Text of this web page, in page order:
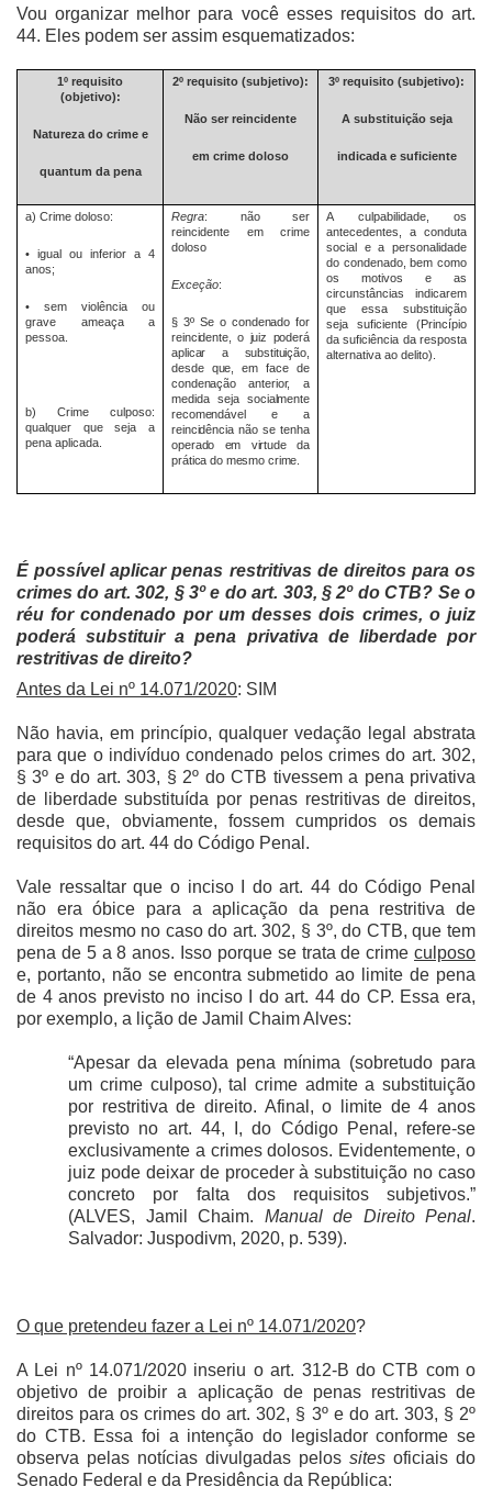
Vou organizar melhor para você esses requisitos do art.
44. Eles podem ser assim esquematizados:
1º requisito
(objetivo):
Natureza do crime e
quantum da pena
2º requisito (subjetivo):
Não ser reincidente
em crime doloso
3º requisito (subjetivo):
A substituição seja
indicada e suficiente
a) Crime doloso:
• igual ou inferior a 4
anos;
• sem violência ou
grave ameaça a
pessoa.
b) Crime culposo:
qualquer que seja a
pena aplicada.
Regra: não ser
reincidente em crime
doloso
Exceção:
§ 3º Se o condenado for
reincidente, o juiz poderá
aplicar a substituição,
desde que, em face de
condenação anterior, a
medida seja socialmente
recomendável e a
reincidência não se tenha
operado em virtude da
prática do mesmo crime.
A culpabilidade, os
antecedentes, a conduta
social e a personalidade
do condenado, bem como
os motivos e as
circunstâncias indicarem
que essa substituição
seja suficiente (Princípio
da suficiência da resposta
alternativa ao delito).
É possível aplicar penas restritivas de direitos para os
crimes do art. 302, § 3º e do art. 303, § 2º do CTB? Se o
réu for condenado por um desses dois crimes, o juiz
poderá substituir a pena privativa de liberdade por
restritivas de direito?
Antes da Lei nº 14.071/2020: SIM
Não havia, em princípio, qualquer vedação legal abstrata
para que o indivíduo condenado pelos crimes do art. 302,
§ 3º e do art. 303, § 2º do CTB tivessem a pena privativa
de liberdade substituída por penas restritivas de direitos,
desde que, obviamente, fossem cumpridos os demais
requisitos do art. 44 do Código Penal.
Vale ressaltar que o inciso I do art. 44 do Código Penal
não era óbice para a aplicação da pena restritiva de
direitos mesmo no caso do art. 302, § 3º, do CTB, que tem
pena de 5 a 8 anos. Isso porque se trata de crime culposo
e, portanto, não se encontra submetido ao limite de pena
de 4 anos previsto no inciso I do art. 44 do CP. Essa era,
por exemplo, a lição de Jamil Chaim Alves:
“Apesar da elevada pena mínima (sobretudo para
um crime culposo), tal crime admite a substituição
por restritiva de direito. Afinal, o limite de 4 anos
previsto no art. 44, I, do Código Penal, refere-se
exclusivamente a crimes dolosos. Evidentemente, o
juiz pode deixar de proceder à substituição no caso
concreto por falta dos requisitos subjetivos.”
(ALVES, Jamil Chaim. Manual de Direito Penal.
Salvador: Juspodivm, 2020, p. 539).
O que pretendeu fazer a Lei nº 14.071/2020?
A Lei nº 14.071/2020 inseriu o art. 312-B do CTB com o
objetivo de proibir a aplicação de penas restritivas de
direitos para os crimes do art. 302, § 3º e do art. 303, § 2º
do CTB. Essa foi a intenção do legislador conforme se
observa pelas notícias divulgadas pelos sites oficiais do
Senado Federal e da Presidência da República: